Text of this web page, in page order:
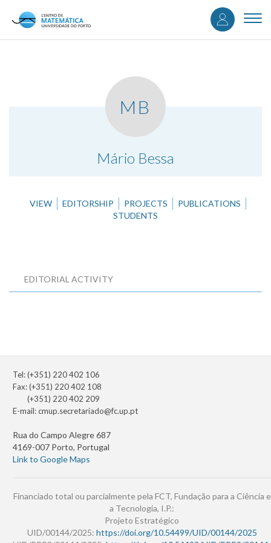
content
User
MB
Mário Bessa
.
VIEW EDITORSHIP PROJECTS
PUBLICATIONS
STUDENTS
EDITORIAL ACTIVITY
Tel: (+351) 220 402 106
Fax: (+351) 220 402 108
(+351) 220 402 209
E-mail:cmup.secretariado@fc.up.pt
Rua do Campo Alegre 687
4169-007 Porto, Portugal
Link to Google Maps
Financiado total ou parcialmente pela FCT, Fundação para a Ciência e
a Tecnologia, I.P.:
Projeto Estratégico
UID/00144/2025: https://doi.org/10.54499/UID/00144/2025